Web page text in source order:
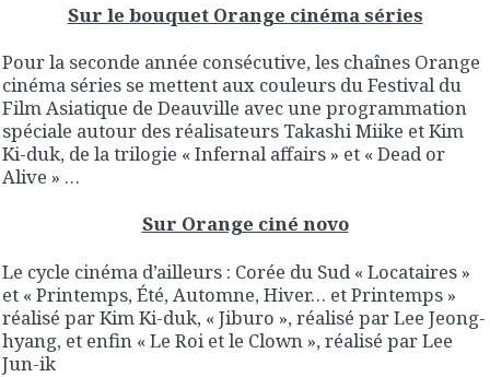
Sur le bouquet Orange cinéma séries
Pour la seconde année consécutive, les chaînes Orange
cinéma séries se mettent aux couleurs du Festival du
Film Asiatique de Deauville avec une programmation
spéciale autour des réalisateurs Takashi Miike et Kim
Ki-duk, de la trilogie « Infernal affairs » et « Dead or
Alive » …
Sur Orange ciné novo
Le cycle cinéma d’ailleurs : Corée du Sud « Locataires »
et « Printemps, Été, Automne, Hiver… et Printemps »
réalisé par Kim Ki-duk, « Jiburo », réalisé par Lee Jeong-
hyang, et enfin « Le Roi et le Clown », réalisé par Lee
Jun-ik